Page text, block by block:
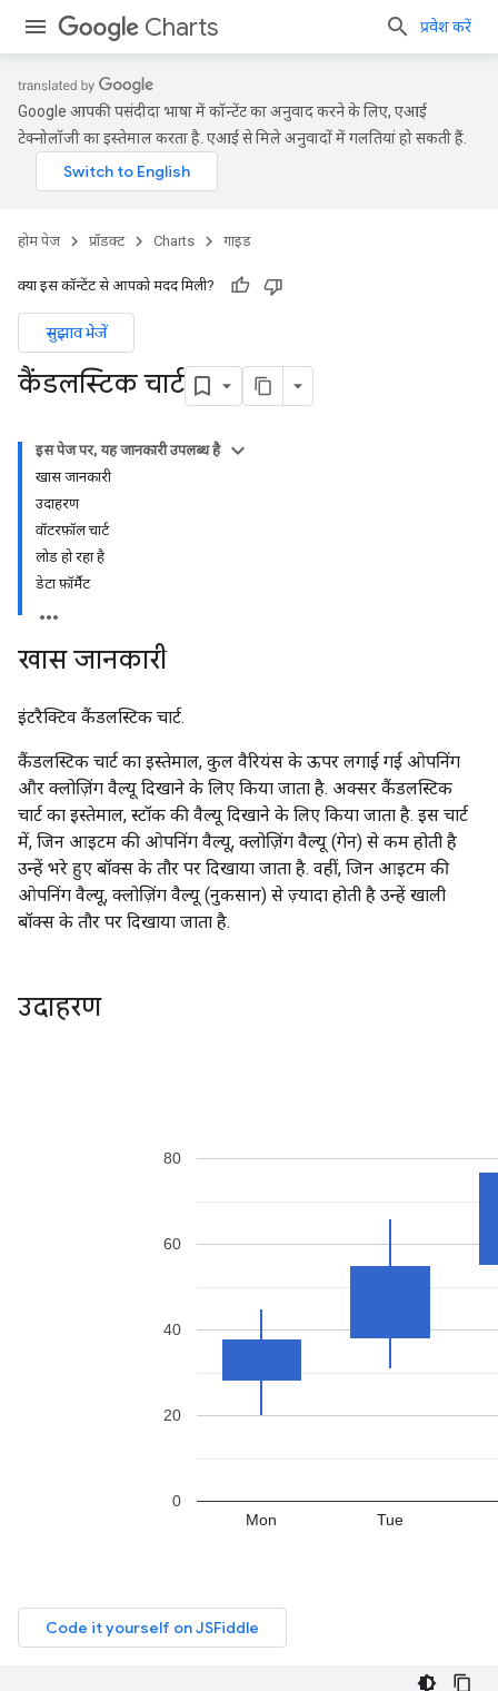
Charts प्रवेश करें
Google आपकी पसंदीदा भाषा में कॉन्टेंट का अनुवाद करने के लिए, एआई
टेक्नोलॉजी का इस्तेमाल करता है. एआई से मिले अनुवादों में गलतियां हो सकती हैं.
होम पेज प्रॉडक्ट Charts गाइड
क्या इस कॉन्टेंट से आपको मदद मिली?
सुझाव भेजें
कैंडलस्टिक चार्ट
इस पेज पर, यह जानकारी उपलब्ध है
खास जानकारी
उदाहरण
वॉटरफ़ॉल चार्ट
लोड हो रहा है
डेटा फ़ॉर्मैट
खास जानकारी
इंटरैक्टिव कैंडलस्टिक चार्ट.
कैंडलस्टिक चार्ट का इस्तेमाल, कुल वैरियंस के ऊपर लगाई गई ओपनिंग
और क्लोज़िंग वैल्यू दिखाने के लिए किया जाता है. अक्सर कैंडलस्टिक
चार्ट का इस्तेमाल, स्टॉक की वैल्यू दिखाने के लिए किया जाता है. इस चार्ट
में, जिन आइटम की ओपनिंग वैल्यू, क्लोज़िंग वैल्यू (गेन) से कम होती है
उन्हें भरे हुए बॉक्स के तौर पर दिखाया जाता है. वहीं, जिन आइटम की
ओपनिंग वैल्यू, क्लोज़िंग वैल्यू (नुकसान) से ज़्यादा होती है उन्हें खाली
बॉक्स के तौर पर दिखाया जाता है.
उदाहरण